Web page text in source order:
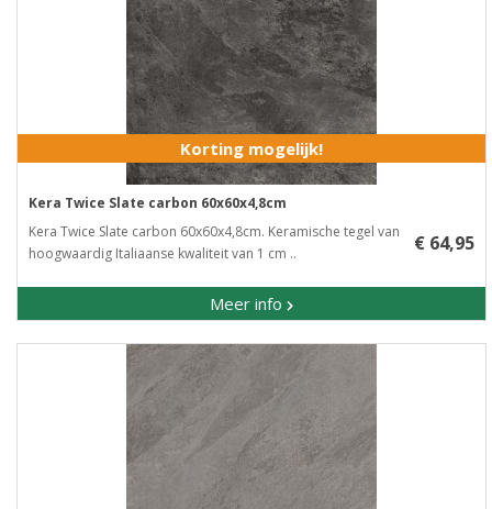
Korting mogelijk!
Kera Twice Slate carbon 60x60x4,8cm
Kera Twice Slate carbon 60x60x4,8cm. Keramische tegel van
hoogwaardig Italiaanse kwaliteit van 1 cm ..
Meer info
€ 64,95